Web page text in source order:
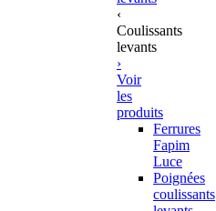
‹
Coulissants
levants
›
Voir
les
produits
Ferrures
Fapim
Luce
Poignées
coulissants